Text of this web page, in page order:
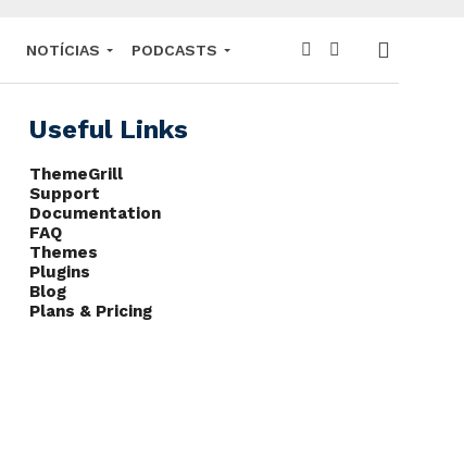
NOTÍCIAS PODCASTS
Useful Links
ThemeGrill
Support
Documentation
FAQ
Themes
Plugins
Blog
Plans & Pricing